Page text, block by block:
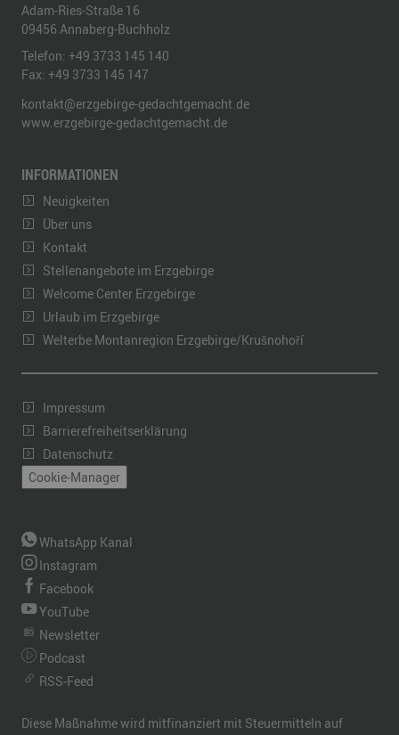
Adam-Ries-Straße 16
09456 Annaberg-Buchholz
Telefon: +49 3733 145 140
Fax: +49 3733 145 147
kontakt@erzgebirge-gedachtgemacht.de
www.erzgebirge-gedachtgemacht.de
INFORMATIONEN
Neuigkeiten
Über uns
Kontakt
Stellenangebote im Erzgebirge
Welcome Center Erzgebirge
Urlaub im Erzgebirge
Welterbe Montanregion Erzgebirge/Krušnohoří
Impressum
Barrierefreiheitserklärung
Datenschutz
Cookie-Manager
WhatsApp Kanal
Instagram
Facebook
YouTube
Newsletter
Podcast
RSS-Feed
Diese Maßnahme wird mitfinanziert mit Steuermitteln auf